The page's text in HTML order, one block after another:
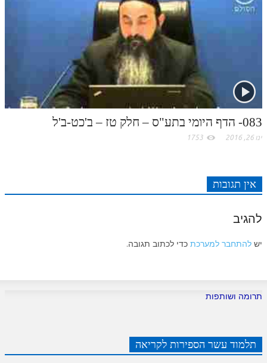
083- הדף היומי בתע"ס – חלק טז – ב'כט-ב'ל
ינו 26, 2016 1753
אין תגובות
להגיב
יש להתחבר למערכת כדי לכתוב תגובה.
תרומה ושותפות
תלמוד עשר הספירות לקריאה